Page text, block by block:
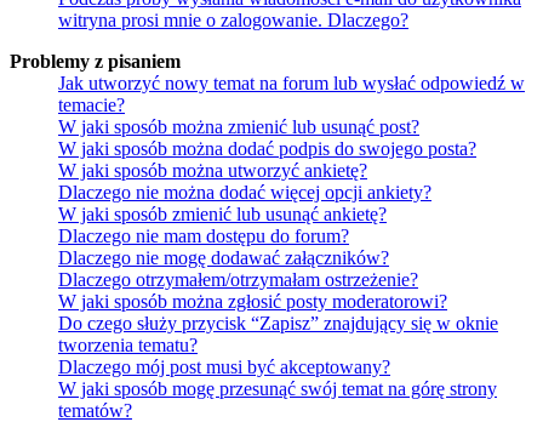
witryna prosi mnie o zalogowanie. Dlaczego?
Problemy z pisaniem
Jak utworzyć nowy temat na forum lub wysłać odpowiedź w
temacie?
W jaki sposób można zmienić lub usunąć post?
W jaki sposób można dodać podpis do swojego posta?
W jaki sposób można utworzyć ankietę?
Dlaczego nie można dodać więcej opcji ankiety?
W jaki sposób zmienić lub usunąć ankietę?
Dlaczego nie mam dostępu do forum?
Dlaczego nie mogę dodawać załączników?
Dlaczego otrzymałem/otrzymałam ostrzeżenie?
W jaki sposób można zgłosić posty moderatorowi?
Do czego służy przycisk “Zapisz” znajdujący się w oknie
tworzenia tematu?
Dlaczego mój post musi być akceptowany?
W jaki sposób mogę przesunąć swój temat na górę strony
tematów?